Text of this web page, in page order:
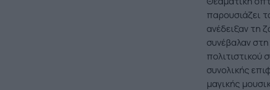
παρουσιάζει
ανέδειξαν τη
συνέβαλαν
πολιτιστικού
συνολικής
μαγικής